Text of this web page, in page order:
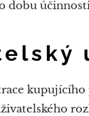
dobu